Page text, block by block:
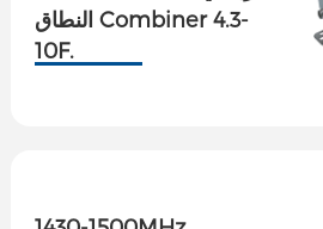
النطاق Combiner 4.3-
10F.